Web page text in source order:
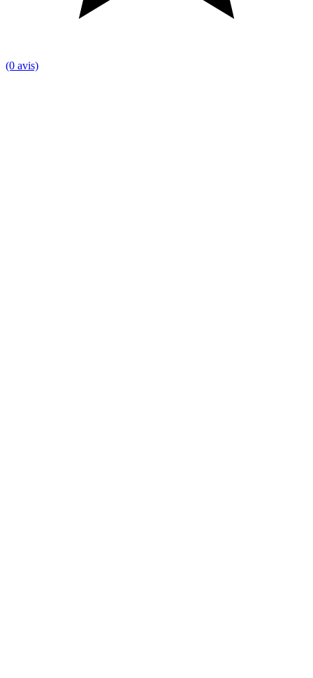
(0 avis)